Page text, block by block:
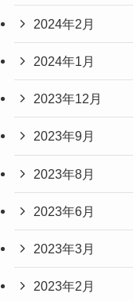
2024年2月
2024年1月
2023年12月
2023年9月
2023年8月
2023年6月
2023年3月
2023年2月